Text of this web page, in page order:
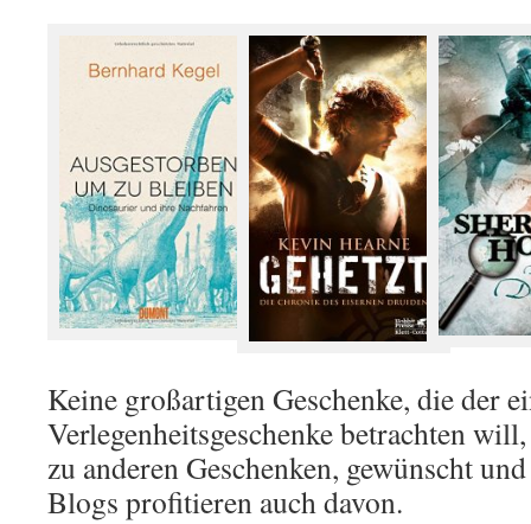
Keine großartigen Geschenke, die der
Verlegenheitsgeschenke betrachten
zu anderen Geschenken, gewünscht
Blogs profitieren auch davon.